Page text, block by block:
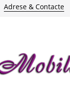
Adrese & Contacte